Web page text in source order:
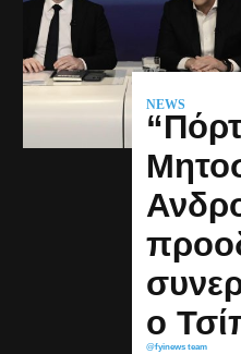
NEWS
ο
@fyinews team